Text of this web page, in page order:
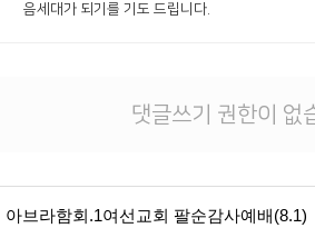
# 첨부
음세대가 되기를 기도 드립니다.
댓글쓰기 권한이 없
아브라함회.1여선교회 팔순감사예배(8.1)